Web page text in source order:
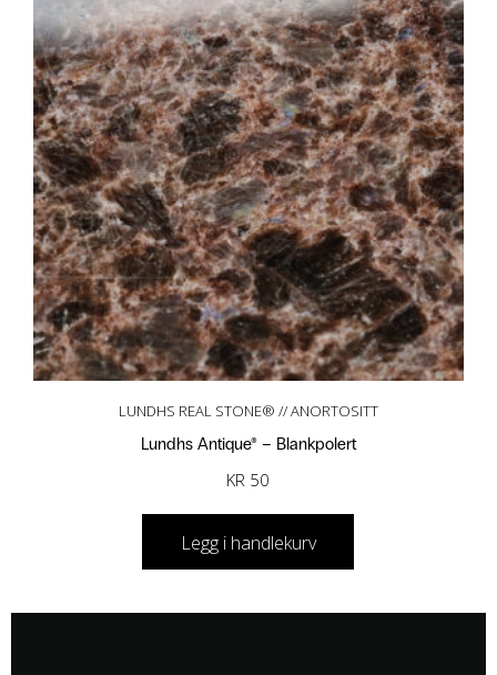
LUNDHS REAL STONE® // ANORTOSITT
Lundhs Antique® – Blankpolert
KR 50
Legg i handlekurv